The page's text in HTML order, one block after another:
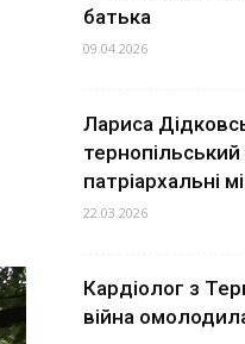
батька
09.04.2026
Лариса
тернопільський
патріархальні
22.03.2026
Кардіолог з
війна